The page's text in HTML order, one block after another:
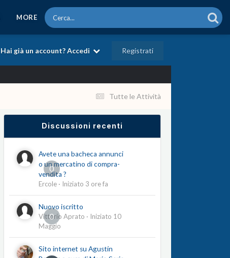
MORE
Hai già un account? Accedi Registrati
Tutte le Attività
Discussioni recenti
0
Avete una bacheca annunci
o un mercatino di compra-
vendita ?
Ercole· Iniziato 3 ore fa
0
Nuovo iscritto
Vittorio Aprato · Iniziato 10
Maggio
Sito internet su Agustín